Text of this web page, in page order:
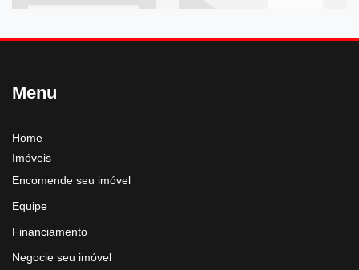
Menu
Home
Imóveis
Encomende seu imóvel
Equipe
Financiamento
Negocie seu imóvel